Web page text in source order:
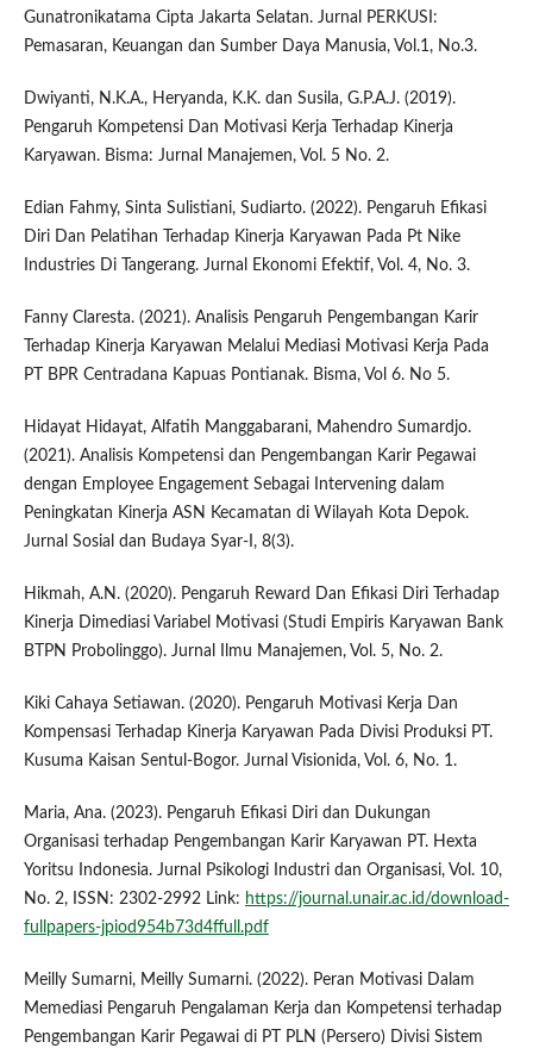
Gunatronikatama Cipta Jakarta Selatan. Jurnal PERKUSI:
Pemasaran, Keuangan dan Sumber Daya Manusia, Vol.1, No.3.
Dwiyanti, N.K.A., Heryanda, K.K. dan Susila, G.P.A.J. (2019).
Pengaruh Kompetensi Dan Motivasi Kerja Terhadap Kinerja
Karyawan. Bisma: Jurnal Manajemen, Vol. 5 No. 2.
Edian Fahmy, Sinta Sulistiani, Sudiarto. (2022). Pengaruh Efikasi
Diri Dan Pelatihan Terhadap Kinerja Karyawan Pada Pt Nike
Industries Di Tangerang. Jurnal Ekonomi Efektif, Vol. 4, No. 3.
Fanny Claresta. (2021). Analisis Pengaruh Pengembangan Karir
Terhadap Kinerja Karyawan Melalui Mediasi Motivasi Kerja Pada
PT BPR Centradana Kapuas Pontianak. Bisma, Vol 6. No 5.
Hidayat Hidayat, Alfatih Manggabarani, Mahendro Sumardjo.
(2021). Analisis Kompetensi dan Pengembangan Karir Pegawai
dengan Employee Engagement Sebagai Intervening dalam
Peningkatan Kinerja ASN Kecamatan di Wilayah Kota Depok.
Jurnal Sosial dan Budaya Syar-I, 8(3).
Hikmah, A.N. (2020). Pengaruh Reward Dan Efikasi Diri Terhadap
Kinerja Dimediasi Variabel Motivasi (Studi Empiris Karyawan Bank
BTPN Probolinggo). Jurnal Ilmu Manajemen, Vol. 5, No. 2.
Kiki Cahaya Setiawan. (2020). Pengaruh Motivasi Kerja Dan
Kompensasi Terhadap Kinerja Karyawan Pada Divisi Produksi PT.
Kusuma Kaisan Sentul-Bogor. Jurnal Visionida, Vol. 6, No. 1.
Maria, Ana. (2023). Pengaruh Efikasi Diri dan Dukungan
Organisasi terhadap Pengembangan Karir Karyawan PT. Hexta
Yoritsu Indonesia. Jurnal Psikologi Industri dan Organisasi, Vol. 10,
No. 2, ISSN: 2302-2992 Link: https://journal.unair.ac.id/download-
fullpapers-jpiod954b73d4ffull.pdf
Meilly Sumarni, Meilly Sumarni. (2022). Peran Motivasi Dalam
Memediasi Pengaruh Pengalaman Kerja dan Kompetensi terhadap
Pengembangan Karir Pegawai di PT PLN (Persero) Divisi Sistem